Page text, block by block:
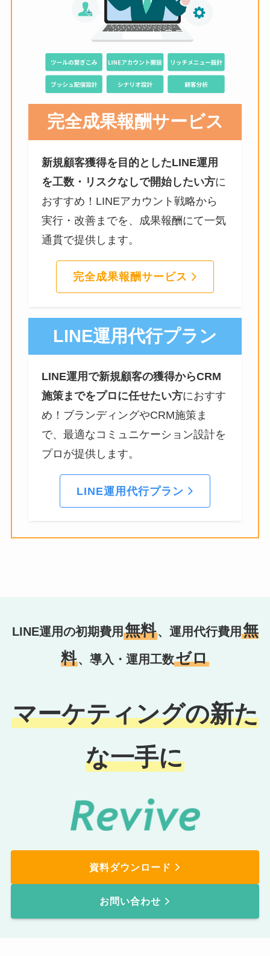
完全成果報酬サービス
新規顧客獲得を目的としたLINE運用
を工数・リスクなしで開始したい方に
おすすめ！LINEアカウント戦略から
実行・改善までを、成果報酬にて一気
通貫で提供します。
完全成果報酬サービス
LINE運用代行プラン
LINE運用で新規顧客の獲得からCRM
施策までをプロに任せたい方におすす
め！ブランディングやCRM施策ま
で、最適なコミュニケーション設計を
プロが提供します。
LINE運用代行プラン
LINE運用の初期費用 無料、運用代行費用 無
料、導入・運用工数ゼロ
マーケティングの新た
な一手に
資料ダウンロード
お問い合わせ